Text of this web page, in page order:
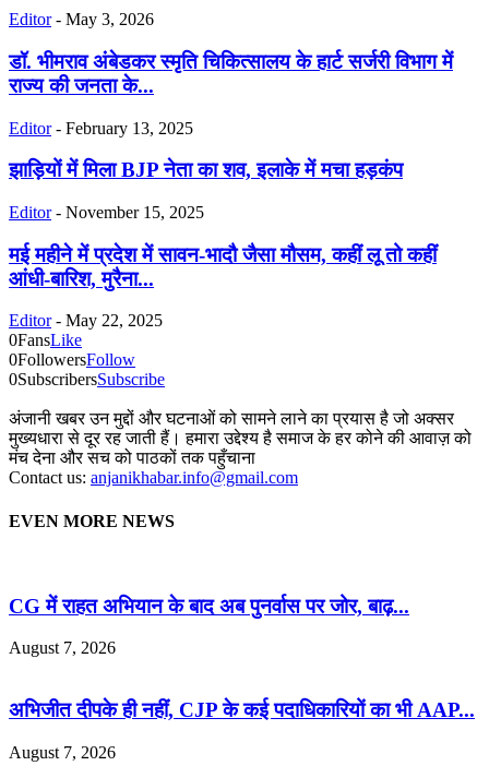
Editor - May 3, 2026
डॉ. भीमराव अंबेडकर स्मृति चिकित्सालय के हार्ट सर्जरी विभाग में
राज्य की जनता के...
Editor - February 13, 2025
झाड़ियों में मिला BJP नेता का शव, इलाके में मचा हड़कंप
Editor - November 15, 2025
मई महीने में प्रदेश में सावन-भादौ जैसा मौसम, कहीं लू तो कहीं
आंधी-बारिश, मुरैना...
Editor - May 22, 2025
0FansLike
0FollowersFollow
0SubscribersSubscribe
अंजानी खबर उन मुद्दों और घटनाओं को सामने लाने का प्रयास है जो अक्सर
मुख्यधारा से दूर रह जाती हैं। हमारा उद्देश्य है समाज के हर कोने की आवाज़ को
मंच देना और सच को पाठकों तक पहुँचाना
Contact us: anjanikhabar.info@gmail.com
EVEN MORE NEWS
CG में राहत अभियान के बाद अब पुनर्वास पर जोर, बाढ़...
August 7, 2026
अभिजीत दीपके ही नहीं, CJP के कई पदाधिकारियों का भी AAP...
August 7, 2026